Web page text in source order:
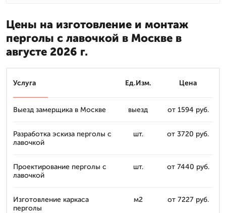
Цены на изготовление и монтаж
перголы с лавочкой в Москве в
августе 2026 г.
Услуга Ед.Изм. Цена
Выезд замерщика в Москве выезд от 1594 руб.
Разработка эскиза перголы с
лавочкой
шт. от 3720 руб.
Проектирование перголы с
лавочкой
шт. от 7440 руб.
Изготовление каркаса
перголы
м2 от 7227 руб.